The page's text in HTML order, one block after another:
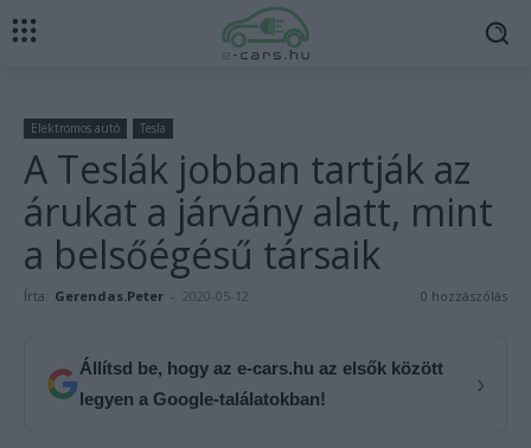
Elektromos autó Tesla
A Teslák jobban tartják az
árukat a járvány alatt, mint
a belsőégésű társaik
Írta: Gerendas.Peter - 2020-05-12 0 hozzászólás
Állítsd be, hogy az e-cars.hu az elsők között
legyen a Google-találatokban!
›